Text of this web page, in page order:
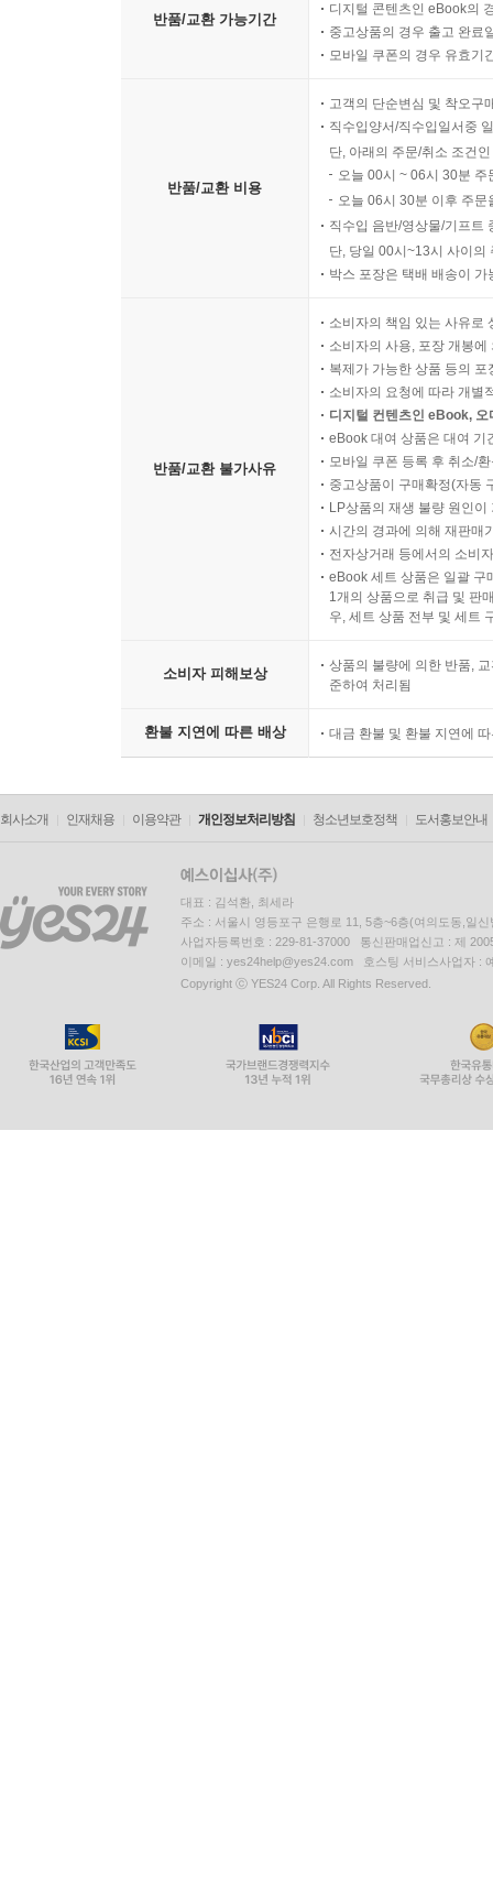
반품/교환 가능기간
디지털 콘텐츠인 eBook의
중고상품의 경우 출고 완료
모바일 쿠폰의 경우 유효기
반품/교환 비용
고객의 단순변심 및 착오구
직수입양서/직수입일서중
단, 아래의 주문/취소 조건
오늘 00시 ~ 06시 30분
오늘 06시 30분 이후 주
직수입 음반/영상물/기프트
단, 당일 00시~13시 사이의
박스 포장은 택배 배송이
반품/교환 불가사유
소비자의 책임 있는 사유로
소비자의 사용, 포장 개봉
복제가 가능한 상품 등의
소비자의 요청에 따라 개별
디지털 컨텐츠인 eBook,
eBook 대여 상품은 대여 기
모바일 쿠폰 등록 후 취소/
중고상품이 구매확정(자동
LP상품의 재생 불량 원인
시간의 경과에 의해 재판매
전자상거래 등에서의 소비
eBook 세트 상품은 일괄 구
1개의 상품으로 취급 및 판
우, 세트 상품 전부 및 세트
소비자 피해보상
상품의 불량에 의한 반품,
준하여 처리됨
환불 지연에 따른 배상 대금 환불 및 환불 지연에
회사소개 인재채용 이용약관 개인정보처리방침 청소년보호정책 도서홍보안내
대표 : 김석환, 최세라
주소 : 서울시 영등포구 은행로 11, 5층~6층(여의도동,일신
사업자등록번호 : 229-81-37000 통신판매업신고 : 제
이메일 : yes24help@yes24.com 호스팅 서비스사업자 :
Copyright ⓒ YES24 Corp. All Rights Reserved.